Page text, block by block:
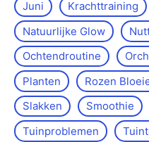
Juni
Krachttraining
Natuurlijke Glow
Ochtendroutine
Planten
Rozen
Slakken
Smoothie
Tuinproblemen